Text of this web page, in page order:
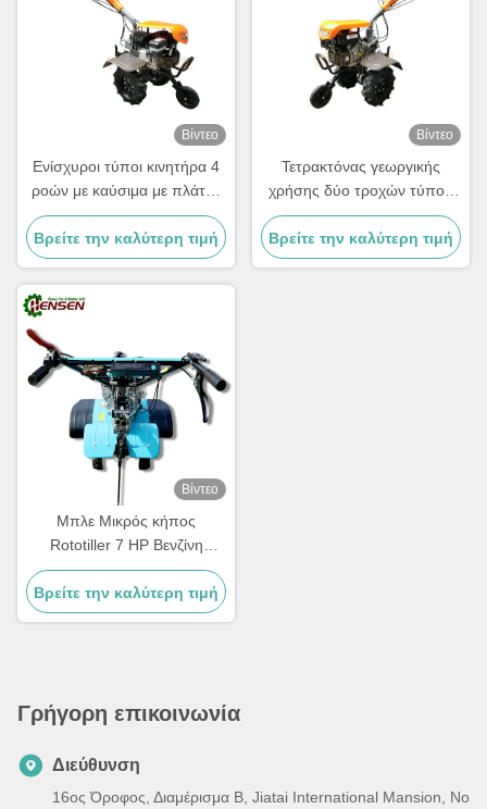
Βίντεο
Ενίσχυροι τύποι κινητήρα 4
ροών με καύσιμα με πλάτος
500-800 mm
Βρείτε την καλύτερη τιμή
Βίντεο
Τετρακτόνας γεωργικής
χρήσης δύο τροχών τύπου
τετραχρόνησης με
χωρητικότητα 100 λίβρες
Βρείτε την καλύτερη τιμή
Βίντεο
Μπλε Μικρός κήπος
Rototiller 7 HP Βενζίνη
Power Tiller Πολυδιάθετο
Βρείτε την καλύτερη τιμή
Γρήγορη επικοινωνία
Διεύθυνση
16ος Όροφος, Διαμέρισμα Β, Jiatai International Mansion, No